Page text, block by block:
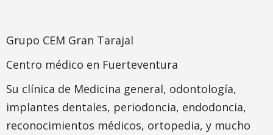
Grupo CEM Gran Tarajal
Centro médico en Fuerteventura
Su clínica de Medicina general, odontología,
implantes dentales, periodoncia, endodoncia,
reconocimientos médicos, ortopedia, y mucho